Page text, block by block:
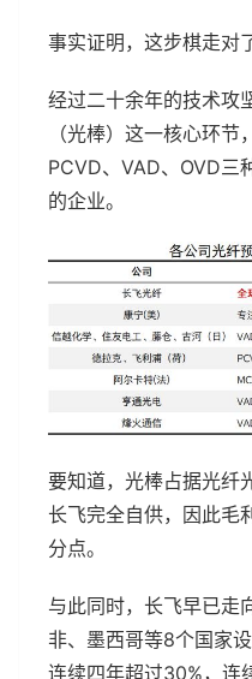
事实证明，这步棋走对
经过二十余年的技术攻
（光棒）这一核心环
PCVD、VAD、OVD三
的企业。
要知道，光棒占据光纤
长飞完全自供，因此毛
分点。
与此同时，长飞早已走
非、墨西哥等8个国家
连续四年超过30%，连